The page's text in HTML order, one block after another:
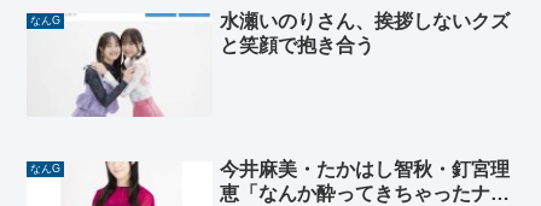
なんG
水瀬いのりさん、挨拶しないクズ
と笑顔で抱き合う
なんG
今井麻美・たかはし智秋・釘宮理
恵「なんか酔ってきちゃったナ…